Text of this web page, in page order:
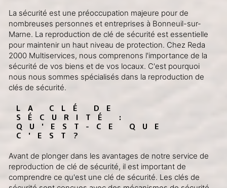
La sécurité est une préoccupation majeure pour de
nombreuses personnes et entreprises à Bonneuil-sur-
Marne. La reproduction de clé de sécurité est essentielle
pour maintenir un haut niveau de protection. Chez Reda
2000 Multiservices, nous comprenons l'importance de la
sécurité de vos biens et de vos locaux. C'est pourquoi
nous nous sommes spécialisés dans la reproduction de
clés de sécurité.
LA CLÉ DE
SÉCURITÉ :
QU'EST-CE QUE
C'EST?
Avant de plonger dans les avantages de notre service de
reproduction de clé de sécurité, il est important de
comprendre ce qu'est une clé de sécurité. Les clés de